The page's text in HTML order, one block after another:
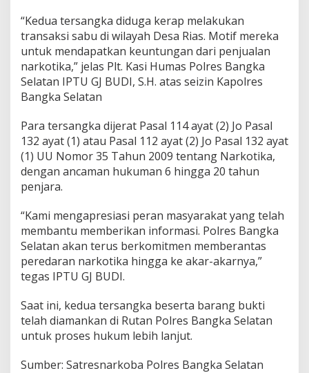
“Kedua tersangka diduga kerap melakukan
transaksi sabu di wilayah Desa Rias. Motif mereka
untuk mendapatkan keuntungan dari penjualan
narkotika,” jelas Plt. Kasi Humas Polres Bangka
Selatan IPTU GJ BUDI, S.H. atas seizin Kapolres
Bangka Selatan
Para tersangka dijerat Pasal 114 ayat (2) Jo Pasal
132 ayat (1) atau Pasal 112 ayat (2) Jo Pasal 132 ayat
(1) UU Nomor 35 Tahun 2009 tentang Narkotika,
dengan ancaman hukuman 6 hingga 20 tahun
penjara.
“Kami mengapresiasi peran masyarakat yang telah
membantu memberikan informasi. Polres Bangka
Selatan akan terus berkomitmen memberantas
peredaran narkotika hingga ke akar-akarnya,”
tegas IPTU GJ BUDI.
Saat ini, kedua tersangka beserta barang bukti
telah diamankan di Rutan Polres Bangka Selatan
untuk proses hukum lebih lanjut.
Sumber: Satresnarkoba Polres Bangka Selatan